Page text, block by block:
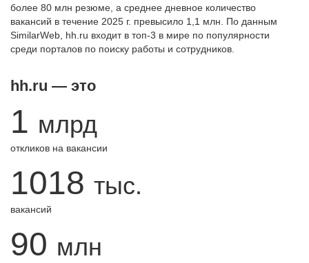
более 80 млн резюме, а среднее дневное количество
вакансий в течение 2025 г. превысило 1,1 млн. По данным
SimilarWeb, hh.ru входит в топ-3 в мире по популярности
среди порталов по поиску работы и сотрудников.
hh.ru — это
1 млрд
откликов на вакансии
1018 тыс.
вакансий
90 млн